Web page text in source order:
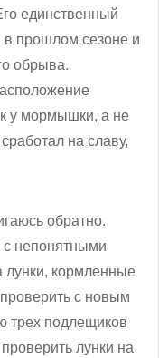
единственный
в прошлом сезоне и
обрыва.
у мормышки, а не
на славу,
обратно.
с непонятными
лунки, кормленные
с новым
трех подлещиков
лунки на